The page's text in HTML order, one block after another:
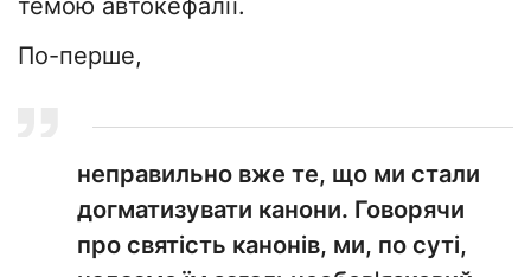
темою автокефалії.
По-перше,
неправильно вже те, що ми стали
догматизувати канони. Говорячи
про святість канонів, ми, по суті,